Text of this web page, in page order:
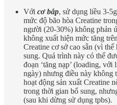
Với cơ bắp, sử dụng liều 3-
mức độ bão hòa Creatine
người (20-30%) không phản
không xuất hiện mức tăng
Creatine cơ sở cao sẵn (vì
sung. Quá trình này có thể
đoạn ‘tăng nạp’ (loading,
ngày) nhưng điều này không
hoạt động sản xuất Creatine
trong thời gian bổ sung,
(sau khi dừng sử dụng tpbs).